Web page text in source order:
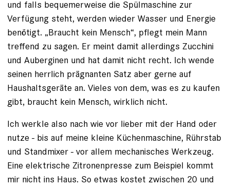
und falls bequemerweise die Spülmaschine zur
Verfügung steht, werden wieder Wasser und Energie
benötigt. „Braucht kein Mensch“, pflegt mein Mann
treffend zu sagen. Er meint damit allerdings Zucchini
und Auberginen und hat damit nicht recht. Ich wende
seinen herrlich prägnanten Satz aber gerne auf
Haushaltsgeräte an. Vieles von dem, was es zu kaufen
gibt, braucht kein Mensch, wirklich nicht.
Ich werkle also nach wie vor lieber mit der Hand oder
nutze - bis auf meine kleine Küchenmaschine, Rührstab
und Standmixer - vor allem mechanisches Werkzeug.
Eine elektrische Zitronenpresse zum Beispiel kommt
mir nicht ins Haus. So etwas kostet zwischen 20 und